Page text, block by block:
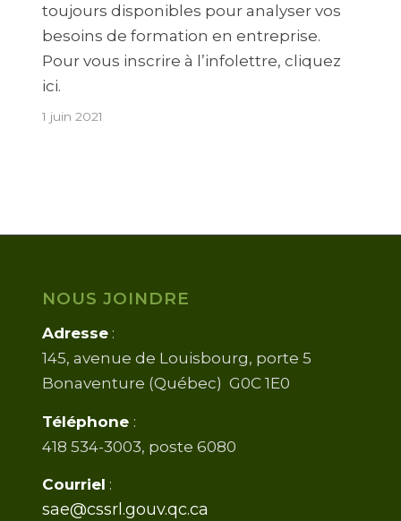
toujours disponibles pour analyser vos
besoins de formation en entreprise.
Pour vous inscrire à l’infolettre, cliquez
ici.
1 juin 2021
NOUS JOINDRE
Adresse :
145, avenue de Louisbourg, porte 5
Bonaventure (Québec) G0C 1E0
Téléphone :
418 534-3003, poste 6080
Courriel :
sae@cssrl.gouv.qc.ca